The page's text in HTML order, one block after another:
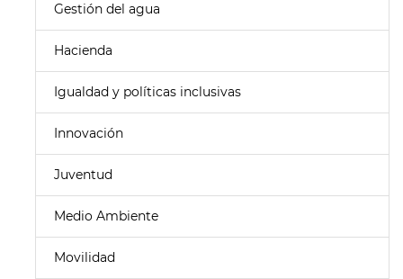
Gestión del agua
Hacienda
Igualdad y políticas inclusivas
Innovación
Juventud
Medio Ambiente
Movilidad